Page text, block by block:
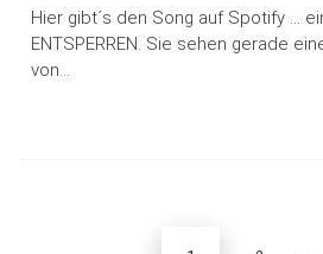
Hier gibt´s den Song auf Spotify …
ENTSPERREN. Sie sehen gerade
von…